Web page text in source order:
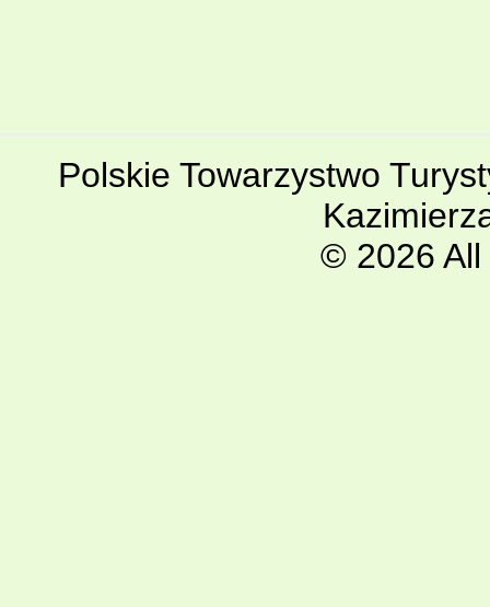
Polskie Towarzystwo
© 2026 All